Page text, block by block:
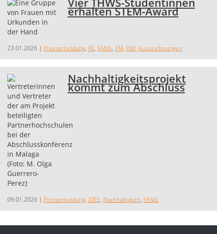
erhalten STEM-Award
23.01.2026 | Pressemeldung, FE, FANG, FM, FWI, Auszeichnungen
Nachhaltigkeitsprojekt
kommt zum Abschluss
09.01.2026 | Pressemeldung, IDEE, Nachhaltigkeit, FANG